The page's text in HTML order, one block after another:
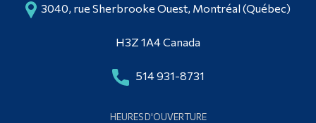
3040, rue Sherbrooke Ouest, Montréal (Québec)
H3Z 1A4 Canada
514 931-8731
HEURES D'OUVERTURE